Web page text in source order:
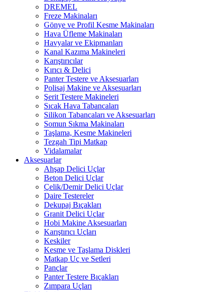
DREMEL
Freze Makinaları
Gönye ve Profil Kesme Makinaları
Hava Üfleme Makinaları
Havyalar ve Ekipmanları
Kanal Kazıma Makineleri
Karıştırıcılar
Kırıcı & Delici
Panter Testere ve Aksesuarları
Polisaj Makine ve Aksesuarları
Şerit Testere Makineleri
Sıcak Hava Tabancaları
Silikon Tabancaları ve Aksesuarları
Somun Sıkma Makinaları
Taşlama, Kesme Makineleri
Tezgah Tipi Matkap
Vidalamalar
Aksesuarlar
Ahşap Delici Uçlar
Beton Delici Uçlar
Çelik/Demir Delici Uçlar
Daire Testereler
Dekupaj Bıçakları
Granit Delici Uçlar
Hobi Makine Aksesuarları
Karıştırıcı Uçları
Keskiler
Kesme ve Taşlama Diskleri
Matkap Uç ve Setleri
Pançlar
Panter Testere Bıçakları
Zımpara Uçları